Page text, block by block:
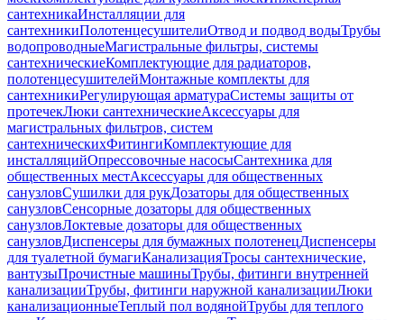
сантехникаИнсталляции для
сантехникиПолотенцесушителиОтвод и подвод водыТрубы
водопроводныеМагистральные фильтры, системы
сантехническиеКомплектующие для радиаторов,
полотенцесушителейМонтажные комплекты для
сантехникиРегулирующая арматураСистемы защиты от
протечекЛюки сантехническиеАксессуары для
магистральных фильтров, систем
сантехническихФитингиКомплектующие для
инсталляцийОпрессовочные насосыСантехника для
общественных местАксессуары для общественных
санузловСушилки для рукДозаторы для общественных
санузловСенсорные дозаторы для общественных
санузловЛоктевые дозаторы для общественных
санузловДиспенсеры для бумажных полотенецДиспенсеры
для туалетной бумагиКанализацияТросы сантехнические,
вантузыПрочистные машиныТрубы, фитинги внутренней
канализацииТрубы, фитинги наружной канализацииЛюки
канализационныеТеплый пол водянойТрубы для теплого